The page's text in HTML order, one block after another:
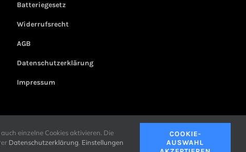
Batteriegesetz
Widerrufsrecht
AGB
Datenschutzerklärung
Impressum
einzelne Cookies aktivieren. Die
Datenschutzerklärung. Einstellungen
COOKIE-
AUSWAHL